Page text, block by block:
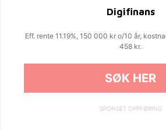
Digifinans
Eff. rente 11.19%, 150 000 kr o/10 år,
458 kr.
SØK HER
SPONSET OPPFØRING